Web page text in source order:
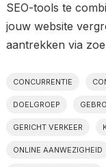
SEO-tools te
jouw website
aantrekken via
CONCURRENTIE
DOELGROEP
GERICHT VERKEER
ONLINE AANWEZIGHEID